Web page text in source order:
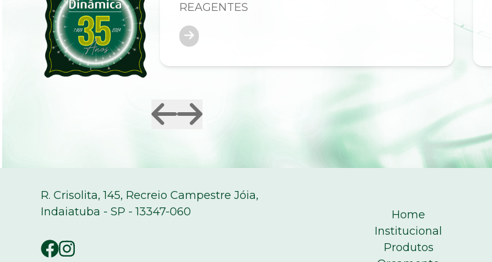
REAGENTES
R. Crisolita, 145, Recreio Campestre Jóia,
Indaiatuba - SP - 13347-060
Home
Institucional
Produtos